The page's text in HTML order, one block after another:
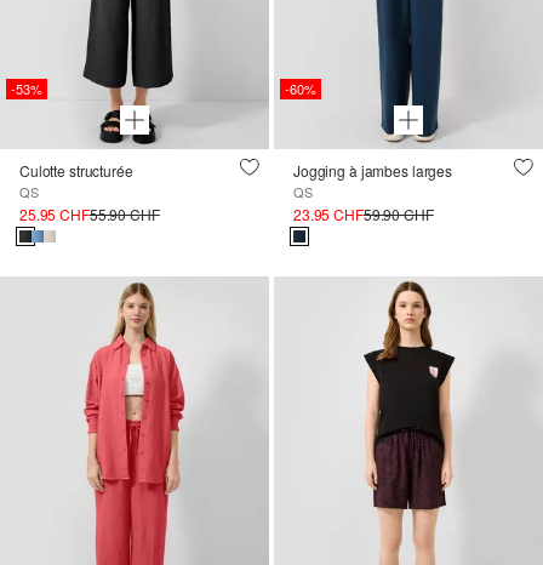
-53%
Culotte structurée
QS
25.95 CHF55.90 CHF
-60%
Jogging à jambes larges
QS
23.95 CHF59.90 CHF